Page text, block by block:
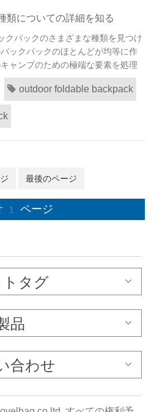
クパックのさまざまな種類を見つけ
ックパックのほとんどが均等に作
ャンプのための極端な要素を処理
に本を運ぶ単に基本的なバックパ
ックパックは、mp3 プレーヤーや
装置を保持するために設計されて
ックパックにつ...
outdoor foldable backpack
最後のページ
1 ページ
タグ
品
合わせ